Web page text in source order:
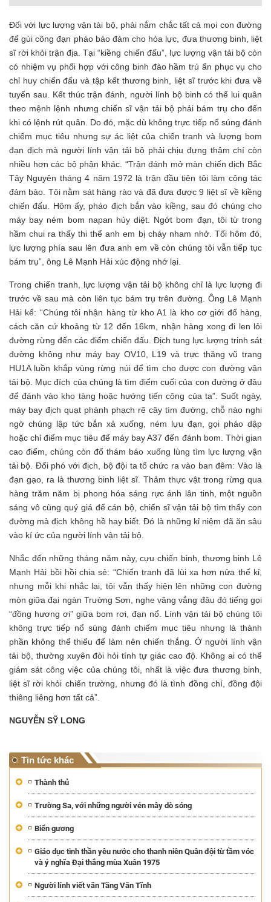
Đối với lực lượng vận tải bộ, phải nắm chắc tất cả mọi con đường
để gùi cõng đạn pháo bảo đảm cho hỏa lực, đưa thương binh, liệt
sĩ rời khỏi trận địa. Tại “kiềng chiến đấu”, lực lượng vận tải bộ còn
có nhiệm vụ phối hợp với công binh đào hầm trú ẩn phục vụ cho
chỉ huy chiến đấu và tập kết thương binh, liệt sĩ trước khi đưa về
tuyến sau. Kết thúc trận đánh, người lính bộ binh có thể lui quân
theo mệnh lệnh nhưng chiến sĩ vận tải bộ phải bám trụ cho đến
khi có lệnh rút quân. Do đó, mặc dù không trực tiếp nổ súng đánh
chiếm mục tiêu nhưng sự ác liệt của chiến tranh và lượng bom
đạn địch mà người lính vận tải bộ phải chịu đựng thậm chí còn
nhiều hơn các bộ phận khác. “Trận đánh mở màn chiến dịch Bắc
Tây Nguyên tháng 4 năm 1972 là trận đầu tiên tôi làm công tác
đảm bảo. Tôi nằm sát hàng rào và đã đưa được 9 liệt sĩ về kiềng
chiến đấu. Hôm ấy, pháo địch bắn vào kiềng, sau đó chúng cho
máy bay ném bom napan hủy diệt. Ngớt bom đạn, tôi từ trong
hầm chui ra thấy thi thể anh em bị cháy nham nhở. Tối hôm đó,
lực lượng phía sau lên đưa anh em về còn chúng tôi vẫn tiếp tục
bám trụ”, ông Lê Mạnh Hải xúc động nhớ lại.
Trong chiến tranh, lực lượng vận tải bộ không chỉ là lực lượng đi
trước về sau mà còn liên tục bám trụ trên đường. Ông Lê Mạnh
Hải kể: “Chúng tôi nhận hàng từ kho A1 là kho cơ giới đổ hàng,
cách căn cứ khoảng từ 12 đến 16km, nhận hàng xong đi len lỏi
đường rừng đến các điểm chiến đấu. Địch tung lực lượng trinh sát
đường không như máy bay OV10, L19 và trực thăng vũ trang
HU1A luồn khắp vùng rừng núi để tìm cho được con đường vận
tải bộ. Mục đích của chúng là tìm điểm cuối của con đường ở đâu
để đánh vào kho tàng hoặc hướng tiến công của ta”. Suốt ngày,
máy bay địch quạt phành phạch rẽ cây tìm đường, chỗ nào nghi
ngờ chúng lập tức bắn xả xuống, ném lựu đạn, gọi pháo dập
hoặc chỉ điểm mục tiêu để máy bay A37 đến đánh bom. Thời gian
cao điểm, chúng còn đổ thám báo xuống lùng tìm lực lượng vận
tải bộ. Đối phó với địch, bộ đội ta tổ chức ra vào ban đêm: Vào là
đạn gạo, ra là thương binh liệt sĩ. Thảm thực vật trong rừng qua
hàng trăm năm bị phong hóa sáng rực ánh lân tinh, một nguồn
sáng vô cùng quý giá để cán bộ, chiến sĩ vận tải bộ tìm thấy con
đường mà địch không hề hay biết. Đó là những kỉ niệm đã ăn sâu
vào kí ức của người lính vận tải bộ.
Nhắc đến những tháng năm này, cựu chiến binh, thương binh Lê
Mạnh Hải bồi hồi chia sẻ: “Chiến tranh đã lùi xa hơn nửa thế kỉ,
nhưng mỗi khi nhắc lại, tôi vẫn thấy hiện lên những con đường
mòn giữa đại ngàn Trường Sơn, nghe văng vẳng đâu đó tiếng gọi
“đồng hương ơi” giữa bom rơi, đạn nổ. Lính vận tải bộ chúng tôi
không trực tiếp nổ súng đánh chiếm mục tiêu nhưng là thành
phần không thể thiếu để làm nên chiến thắng. Ở người lính vận
tải bộ, thường xuyên đòi hỏi tính tự giác cao độ. Không ai có thể
giám sát công việc của chúng tôi, nhất là việc đưa thương binh,
liệt sĩ rời khỏi chiến trường, nhưng đó là tình đồng chí, đồng đội
thiêng liêng hơn tất cả”.
NGUYỄN SỸ LONG
Tin tức khác
Thành thủ
Trường Sa, với những người vén mây dò sóng
Biển gương
Giáo dục tinh thần yêu nước cho thanh niên Quân đội từ tầm vóc
và ý nghĩa Đại thắng mùa Xuân 1975
Người lính viết văn Tăng Văn Tĩnh